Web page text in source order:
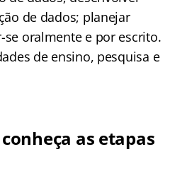
de dados; planejar
oralmente e por escrito.
de ensino, pesquisa e
conheça as etapas